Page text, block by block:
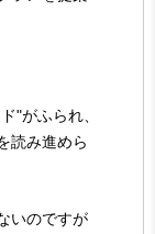
"がふられ、
読み進めら
いのですが